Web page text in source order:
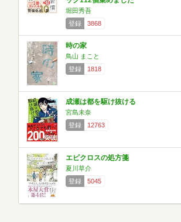
堀田秀吾
登録
3868
時の家
鳥山 まこと
登録
1818
成瀬は都を駆け抜ける
宮島未奈
登録
12763
エピクロスの処方箋
夏川草介
登録
5045